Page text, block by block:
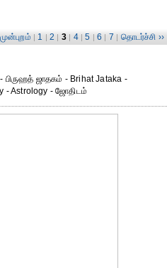
முன்புறம் | 1 | 2 | 3 | 4 | 5 | 6 | 7 | தொடர்ச்சி ››
ஜாதகம் - Brihat Jataka -
- Astrology - ஜோதிடம்